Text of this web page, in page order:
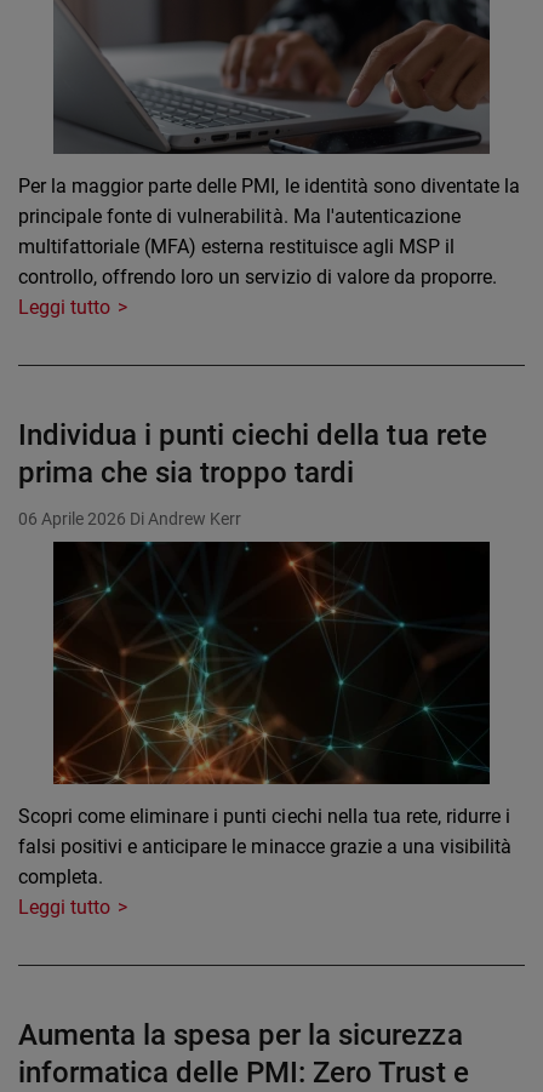
Per la maggior parte delle PMI, le identità sono diventate la
principale fonte di vulnerabilità. Ma l'autenticazione
multifattoriale (MFA) esterna restituisce agli MSP il
controllo, offrendo loro un servizio di valore da proporre.
Leggi tutto
Individua i punti ciechi della tua rete
prima che sia troppo tardi
06 Aprile 2026 Di Andrew Kerr
Scopri come eliminare i punti ciechi nella tua rete, ridurre i
falsi positivi e anticipare le minacce grazie a una visibilità
completa.
Leggi tutto
Aumenta la spesa per la sicurezza
informatica delle PMI: Zero Trust e